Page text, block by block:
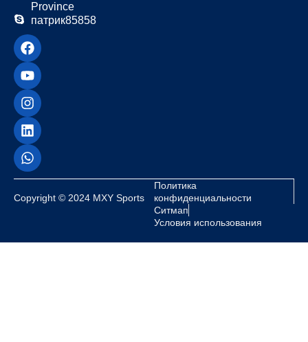
Province
патрик85858
Copyright © 2024 MXY Sports
Политика
конфиденциальности
Ситмап
Условия использования